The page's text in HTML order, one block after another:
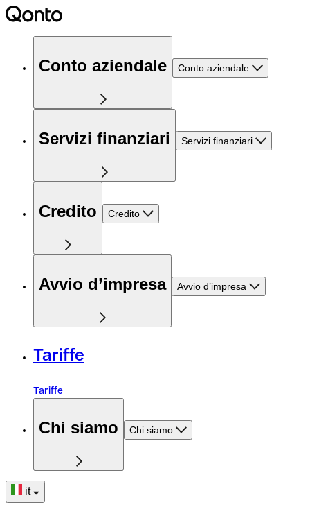
Conto aziendale Conto aziendale
Servizi finanziari Servizi finanziari
Credito Credito
Avvio d’impresa Avvio d’impresa
Tariffe
Tariffe
Chi siamo Chi siamo
it